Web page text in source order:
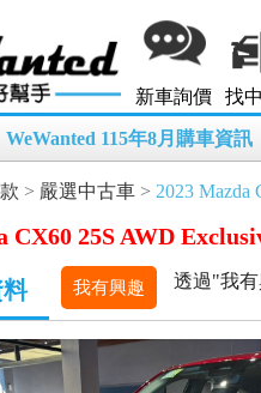
新車詢價 找
WeWanted 115年8月購車資訊
> 嚴選中古車 > 2023 Mazda
CX60 25S AWD
我有興趣 透過"我有